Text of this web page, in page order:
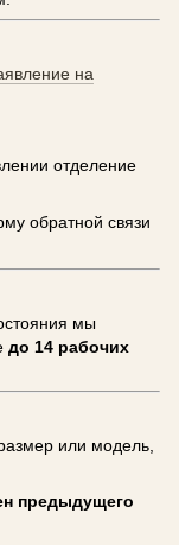
на
отделение
обратной связи
мы
до 14 рабочих
или модель,
предыдущего